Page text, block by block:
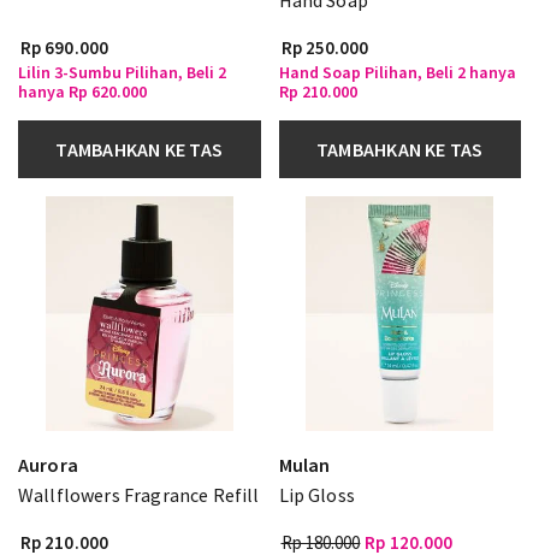
Rp 690.000
Lilin 3-Sumbu Pilihan, Beli 2
hanya Rp 620.000
TAMBAHKAN KE TAS
Rp 250.000
Hand Soap Pilihan, Beli 2 hanya
Rp 210.000
TAMBAHKAN KE TAS
Aurora
Wallflowers Fragrance Refill
Rp 210.000
Mulan
Lip Gloss
Rp 180.000 Rp 120.000